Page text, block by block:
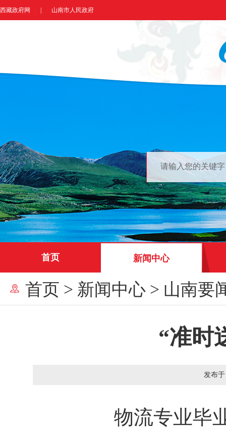
西藏政府网 山南市人民政府
首页 新闻中心
首页 > 新闻中心 > 山南要
“准时
发布
物流专业毕